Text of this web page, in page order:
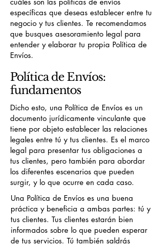
específicas que deseas establecer entre tu
negocio y tus clientes. Te recomendamos
que busques asesoramiento legal para
entender y elaborar tu propia Política de
Envíos.
Política de Envíos:
fundamentos
Dicho esto, una Política de Envíos es un
documento jurídicamente vinculante que
tiene por objeto establecer las relaciones
legales entre tú y tus clientes. Es el marco
legal para presentar tus obligaciones a
tus clientes, pero también para abordar
los diferentes escenarios que pueden
surgir, y lo que ocurre en cada caso.
Una Política de Envíos es una buena
práctica y beneficia a ambas partes: tú y
tus clientes. Tus clientes estarán bien
informados sobre lo que pueden esperar
de tus servicios. Tú también saldrás